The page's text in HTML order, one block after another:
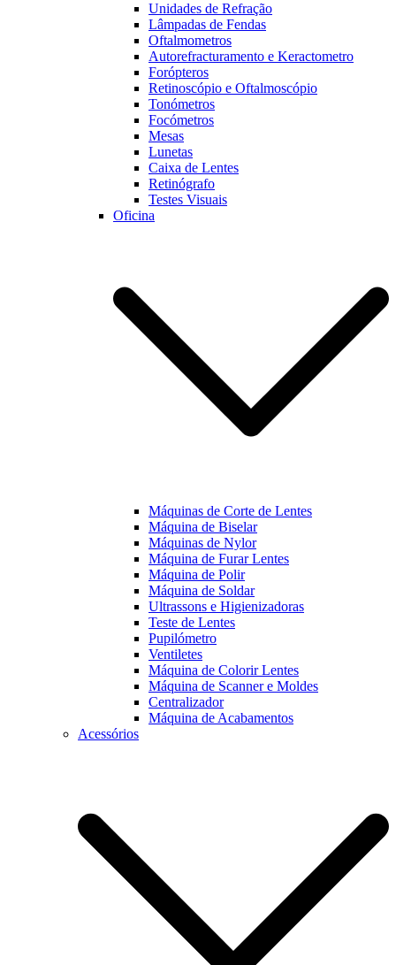
Unidades de Refração
Lâmpadas de Fendas
Oftalmometros
Autorefracturamento e Keractometro
Forópteros
Retinoscópio e Oftalmoscópio
Tonómetros
Focómetros
Mesas
Lunetas
Caixa de Lentes
Retinógrafo
Testes Visuais
Oficina
Máquinas de Corte de Lentes
Máquina de Biselar
Máquinas de Nylor
Máquina de Furar Lentes
Máquina de Polir
Máquina de Soldar
Ultrassons e Higienizadoras
Teste de Lentes
Pupilómetro
Ventiletes
Máquina de Colorir Lentes
Máquina de Scanner e Moldes
Centralizador
Máquina de Acabamentos
Acessórios